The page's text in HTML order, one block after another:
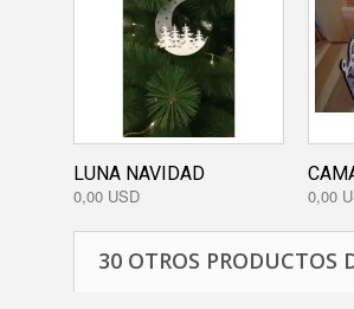
LUNA NAVIDAD
0,00 USD
0,00
30 OTROS PRODUCTOS